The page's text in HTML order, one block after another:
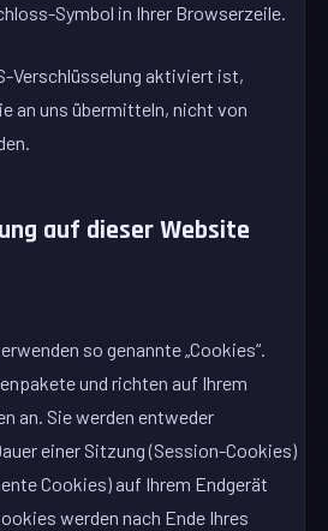
Symbol in Ihrer Browserzeile.
Verschlüsselung aktiviert ist,
an uns übermitteln, nicht von
auf dieser Website
so genannte „Cookies“.
und richten auf Ihrem
an. Sie werden entweder
einer Sitzung (Session-Cookies)
Cookies) auf Ihrem Endgerät
werden nach Ende Ihres